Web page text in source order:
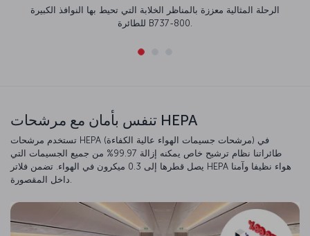
الرحلة المثالية معززة بالمناظر الخلابة التي تحيط بها النوافذ الكبيرة
للطائرة B737-800.
تنفس بأمان مع مرشحات HEPA
تستخدم مرشحات HEPA (مرشحات جسيمات الهواء عالية الكفاءة) في
طائراتنا نظام ترشيح خاص يمكنه إزالة 99.97% من جميع الجسيمات التي
يصل قطرها إلى 0.3 ميكرون في الهواء. تضمن فلاتر HEPA هواء نظيفا وآمنا
داخل المقصورة.